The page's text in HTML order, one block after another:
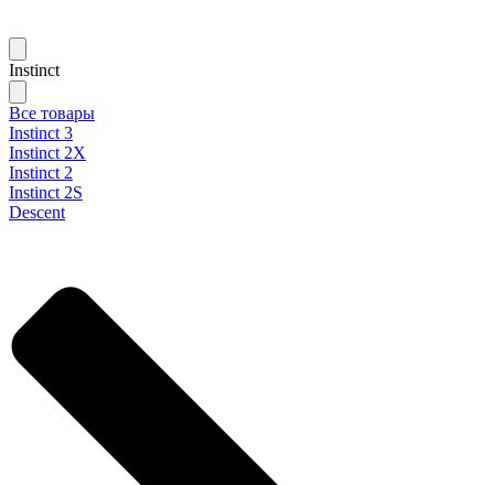
Instinct
Все товары
Instinct 3
Instinct 2X
Instinct 2
Instinct 2S
Descent